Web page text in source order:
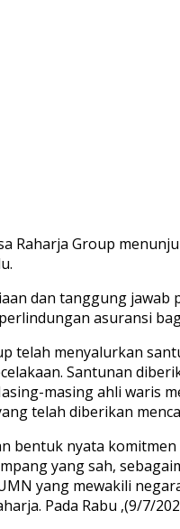
Raharja Group
dan tanggung
asuransi
telah menyalurkan
Santunan
masing ahli waris
telah diberikan
bentuk nyata
yang sah,
yang mewakili
Pada Rabu ,(9/7/